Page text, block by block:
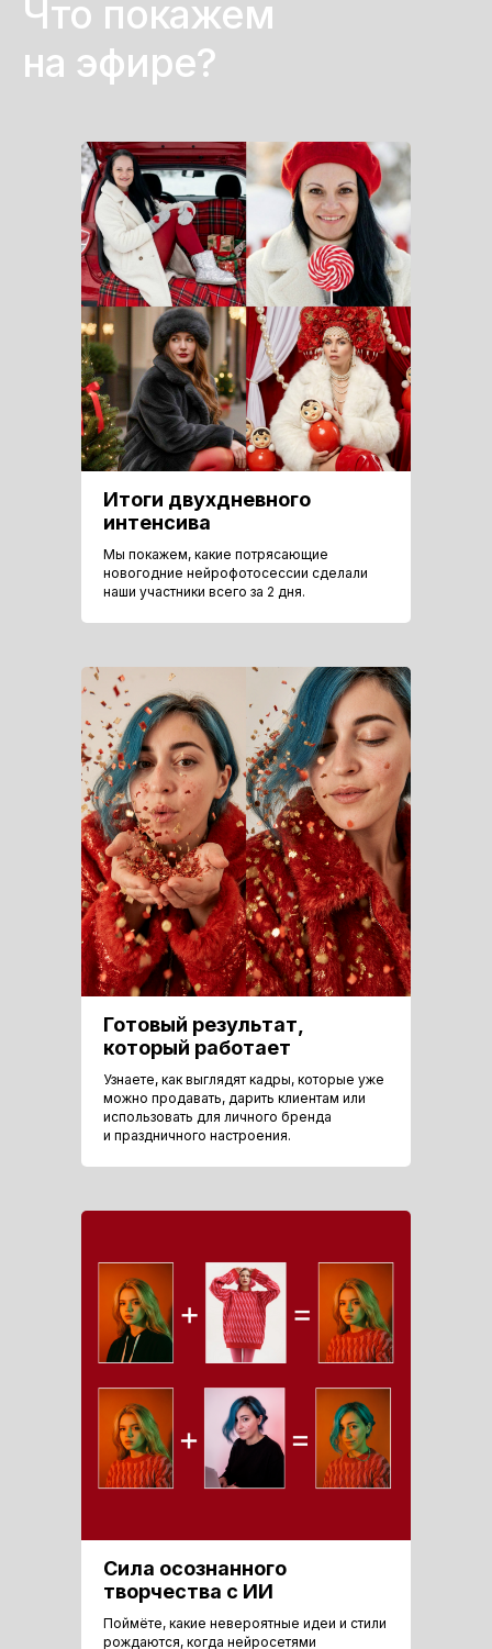
Что покажем
на эфире?
Итоги двухдневного
интенсива
Мы покажем, какие потрясающие
новогодние нейрофотосессии сделали
наши участники всего за 2 дня.
Готовый результат,
который работает
Узнаете, как выглядят кадры, которые уже
можно продавать, дарить клиентам или
использовать для личного бренда
и праздничного настроения.
Сила осознанного
творчества с ИИ
Поймёте, какие невероятные идеи и стили
рождаются, когда нейросетями